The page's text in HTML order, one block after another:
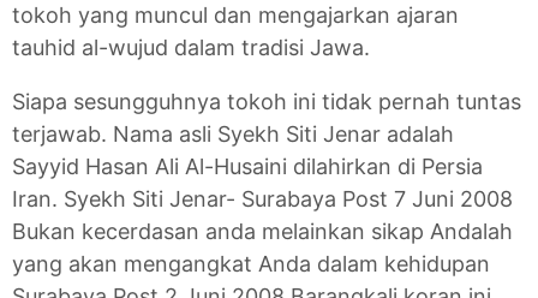
tokoh yang muncul dan mengajarkan ajaran
tauhid al-wujud dalam tradisi Jawa.
Siapa sesungguhnya tokoh ini tidak pernah tuntas
terjawab. Nama asli Syekh Siti Jenar adalah
Sayyid Hasan Ali Al-Husaini dilahirkan di Persia
Iran. Syekh Siti Jenar- Surabaya Post 7 Juni 2008
Bukan kecerdasan anda melainkan sikap Andalah
yang akan mengangkat Anda dalam kehidupan